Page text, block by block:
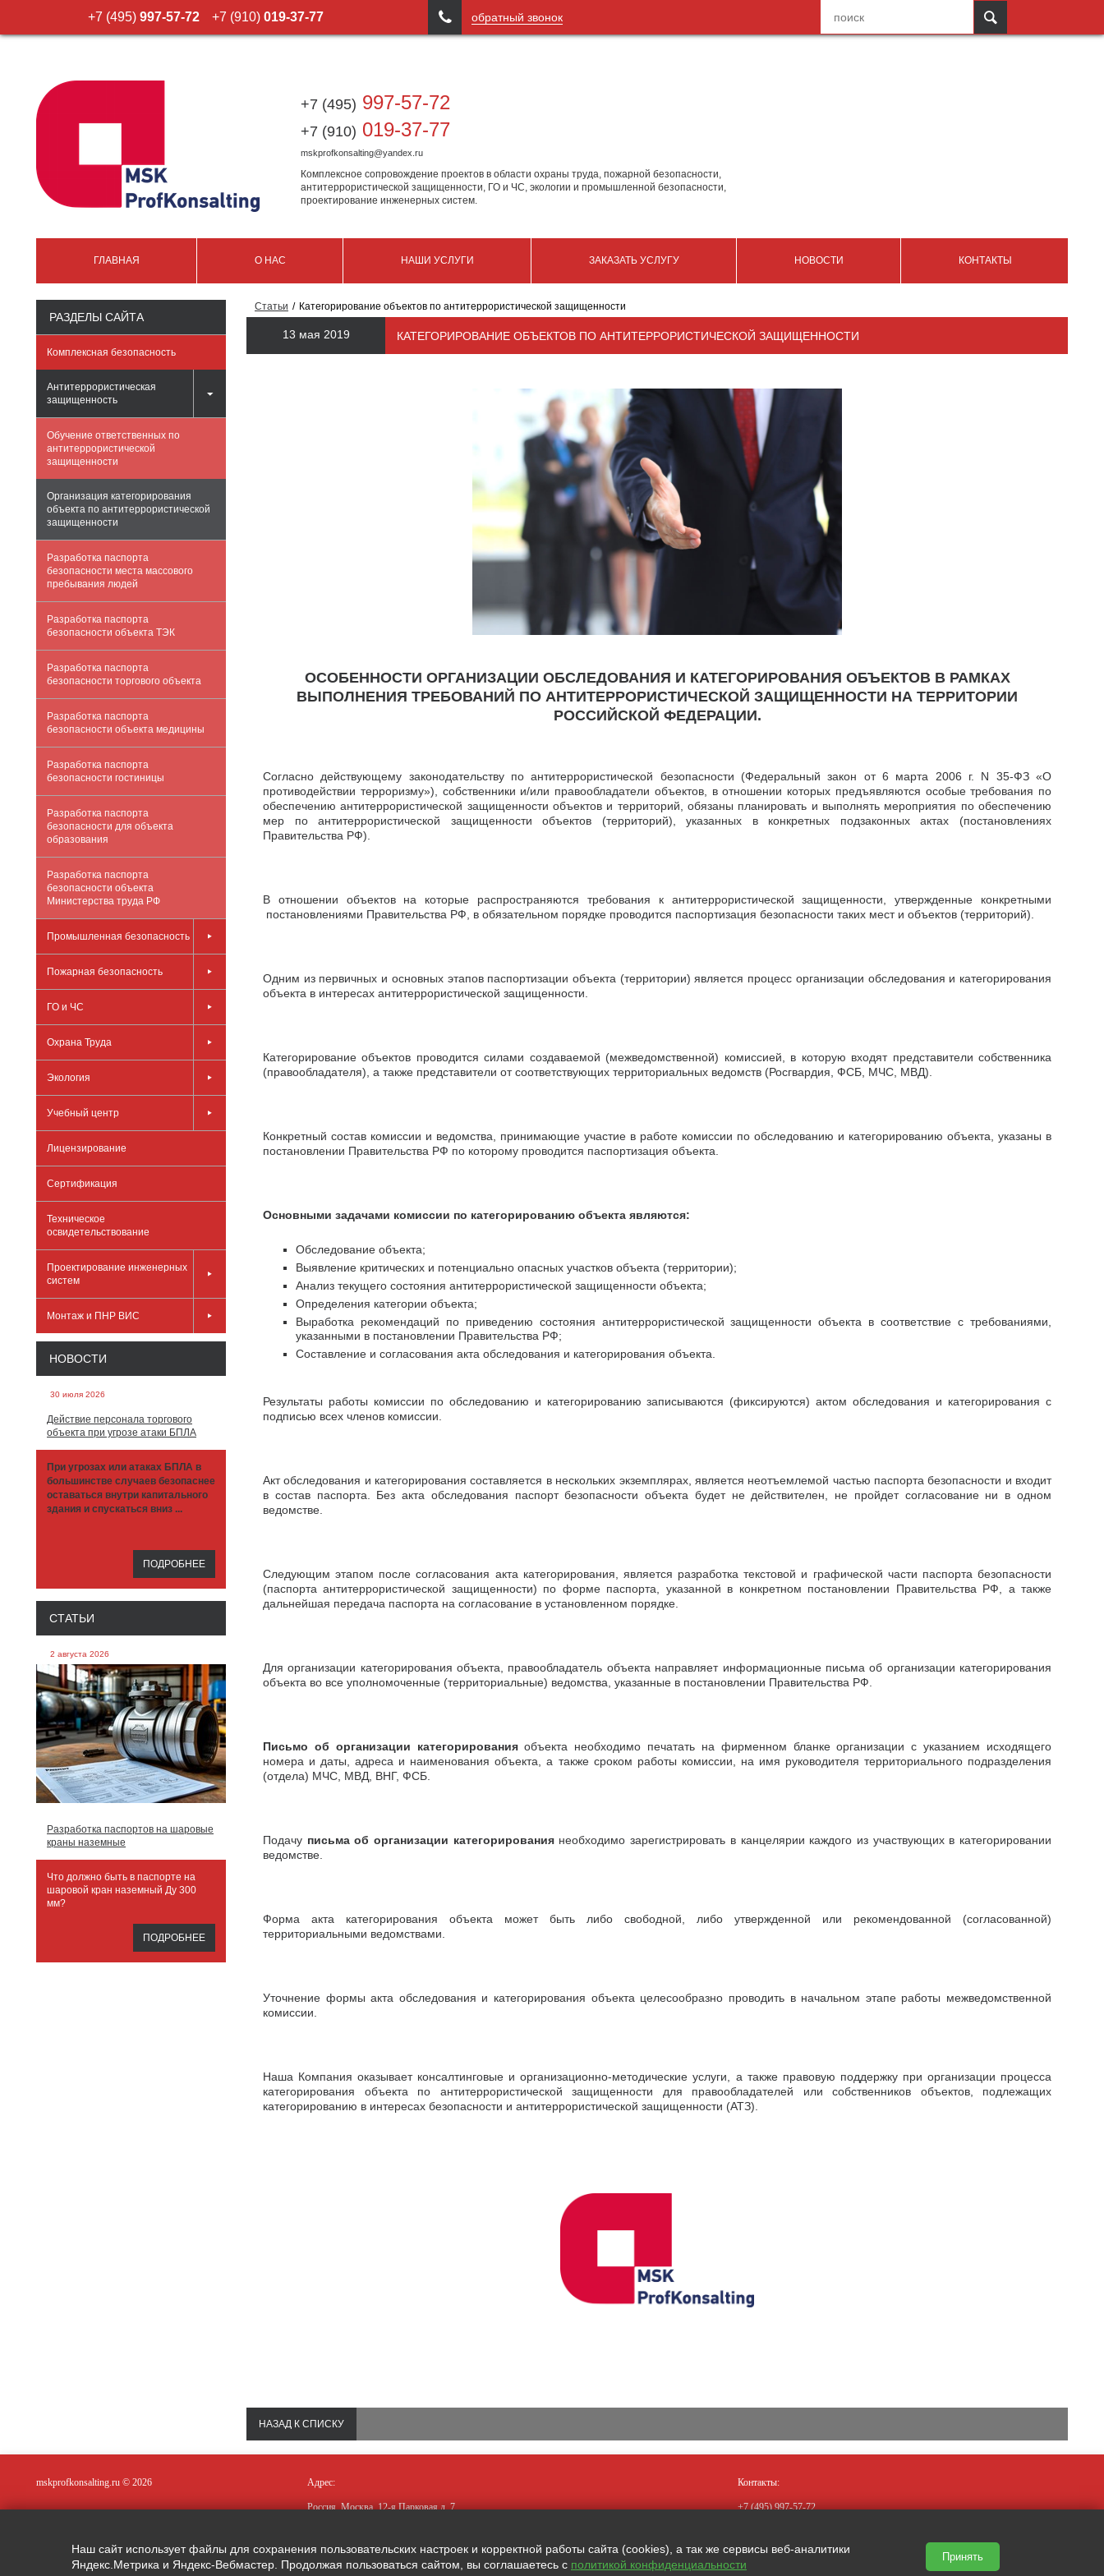
+7 (495) 997-57-72 +7 (910) 019-37-77  обратный звонок
+7 (495) 997-57-72
+7 (910) 019-37-77
mskprofkonsalting@yandex.ru
Комплексное сопровождение проектов в области охраны труда, пожарной безопасности,
антитеррористической защищенности, ГО и ЧС, экологии и промышленной безопасности,
проектирование инженерных систем.
ГЛАВНАЯ О НАС НАШИ УСЛУГИ ЗАКАЗАТЬ УСЛУГУ НОВОСТИ КОНТАКТЫ
РАЗДЕЛЫ САЙТА
Комплексная безопасность
Антитеррористическая
защищенность
Обучение ответственных по
антитеррористической
защищенности
Организация категорирования
объекта по антитеррористической
защищенности
Разработка паспорта
безопасности места массового
пребывания людей
Разработка паспорта
безопасности объекта ТЭК
Разработка паспорта
безопасности торгового объекта
Разработка паспорта
безопасности объекта медицины
Разработка паспорта
безопасности гостиницы
Разработка паспорта
безопасности для объекта
образования
Разработка паспорта
безопасности объекта
Министерства труда РФ
Промышленная безопасность
Пожарная безопасность
ГО и ЧС
Охрана Труда
Экология
Учебный центр
Лицензирование
Сертификация
Техническое
освидетельствование
Проектирование инженерных
систем
Монтаж и ПНР ВИС
НОВОСТИ
30 июля 2026
Действие персонала торгового
объекта при угрозе атаки БПЛА
При угрозах или атаках БПЛА в
большинстве случаев безопаснее
оставаться внутри капитального
здания и спускаться вниз ...
ПОДРОБНЕЕ
СТАТЬИ
2 августа 2026
Разработка паспортов на шаровые
краны наземные
Что должно быть в паспорте на
шаровой кран наземный Ду 300
мм?
ПОДРОБНЕЕ
Статьи Категорирование объектов по антитеррористической защищенности
13 мая 2019 КАТЕГОРИРОВАНИЕ ОБЪЕКТОВ ПО АНТИТЕРРОРИСТИЧЕСКОЙ ЗАЩИЩЕННОСТИ
ОСОБЕННОСТИ ОРГАНИЗАЦИИ ОБСЛЕДОВАНИЯ И КАТЕГОРИРОВАНИЯ ОБЪЕКТОВ В РАМКАХ
ВЫПОЛНЕНИЯ ТРЕБОВАНИЙ ПО АНТИТЕРРОРИСТИЧЕСКОЙ ЗАЩИЩЕННОСТИ НА ТЕРРИТОРИИ
РОССИЙСКОЙ ФЕДЕРАЦИИ.
Согласно действующему законодательству по антитеррористической безопасности (Федеральный закон от 6 марта 2006 г. N 35-ФЗ «О
противодействии терроризму»), собственники и/или правообладатели объектов, в отношении которых предъявляются особые требования по
обеспечению антитеррористической защищенности объектов и территорий, обязаны планировать и выполнять мероприятия по обеспечению
мер по антитеррористической защищенности объектов (территорий), указанных в конкретных подзаконных актах (постановлениях
Правительства РФ).
В отношении объектов на которые распространяются требования к антитеррористической защищенности, утвержденные конкретными
постановлениями Правительства РФ, в обязательном порядке проводится паспортизация безопасности таких мест и объектов (территорий).
Одним из первичных и основных этапов паспортизации объекта (территории) является процесс организации обследования и категорирования
объекта в интересах антитеррористической защищенности.
Категорирование объектов проводится силами создаваемой (межведомственной) комиссией, в которую входят представители собственника
(правообладателя), а также представители от соответствующих территориальных ведомств (Росгвардия, ФСБ, МЧС, МВД).
Конкретный состав комиссии и ведомства, принимающие участие в работе комиссии по обследованию и категорированию объекта, указаны в
постановлении Правительства РФ по которому проводится паспортизация объекта.
Основными задачами комиссии по категорированию объекта являются:
Обследование объекта;
Выявление критических и потенциально опасных участков объекта (территории);
Анализ текущего состояния антитеррористической защищенности объекта;
Определения категории объекта;
Выработка рекомендаций по приведению состояния антитеррористической защищенности объекта в соответствие с требованиями,
указанными в постановлении Правительства РФ;
Составление и согласования акта обследования и категорирования объекта.
Результаты работы комиссии по обследованию и категорированию записываются (фиксируются) актом обследования и категорирования с
подписью всех членов комиссии.
Акт обследования и категорирования составляется в нескольких экземплярах, является неотъемлемой частью паспорта безопасности и входит
в состав паспорта. Без акта обследования паспорт безопасности объекта будет не действителен, не пройдет согласование ни в одном
ведомстве.
Следующим этапом после согласования акта категорирования, является разработка текстовой и графической части паспорта безопасности
(паспорта антитеррористической защищенности) по форме паспорта, указанной в конкретном постановлении Правительства РФ, а также
дальнейшая передача паспорта на согласование в установленном порядке.
Для организации категорирования объекта, правообладатель объекта направляет информационные письма об организации категорирования
объекта во все уполномоченные (территориальные) ведомства, указанные в постановлении Правительства РФ.
Письмо об организации категорированияобъекта необходимо печатать на фирменном бланке организации с указанием исходящего
номера и даты, адреса и наименования объекта, а также сроком работы комиссии, на имя руководителя территориального подразделения
(отдела) МЧС, МВД, ВНГ, ФСБ.
Подачу письма об организации категорирования необходимо зарегистрировать в канцелярии каждого из участвующих в категорировании
ведомстве.
Форма акта категорирования объекта может быть либо свободной, либо утвержденной или рекомендованной (согласованной)
территориальными ведомствами.
Уточнение формы акта обследования и категорирования объекта целесообразно проводить в начальном этапе работы межведомственной
комиссии.
Наша Компания оказывает консалтинговые и организационно-методические услуги, а также правовую поддержку при организации процесса
категорирования объекта по антитеррористической защищенности для правообладателей или собственников объектов, подлежащих
категорированию в интересах безопасности и антитеррористической защищенности (АТЗ).
НАЗАД К СПИСКУ
mskprofkonsalting.ru © 2026 Адрес:
Россия, Москва, 12-я Парковая д. 7
Контакты:
+7 (495)997-57-72
Наш сайт использует файлы для сохранения пользовательских настроек и корректной работы сайта (cookies), а так же сервисы веб-аналитики
Яндекс.Метрика и Яндекс-Вебмастер. Продолжая пользоваться сайтом, вы соглашаетесь с политикой конфиденциальности
Принять